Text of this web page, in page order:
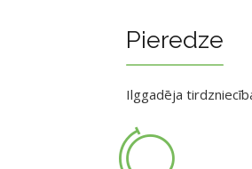
Pieredze
Ilggadēja